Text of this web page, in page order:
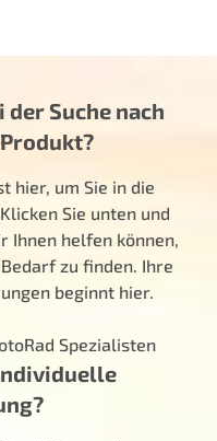
Suche nach
hier, um Sie in die
Sie unten und
Ihnen helfen können,
zu finden. Ihre
beginnt hier.
Spezialisten